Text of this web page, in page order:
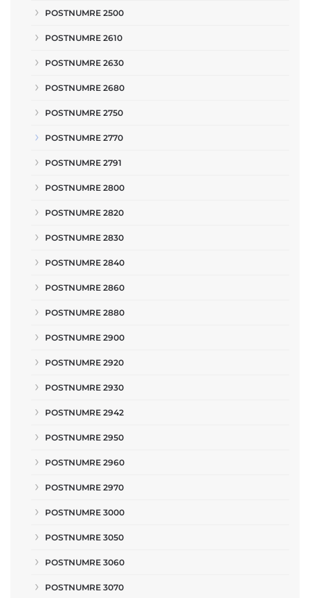
POSTNUMRE 2500
POSTNUMRE 2610
POSTNUMRE 2630
POSTNUMRE 2680
POSTNUMRE 2750
POSTNUMRE 2770
POSTNUMRE 2791
POSTNUMRE 2800
POSTNUMRE 2820
POSTNUMRE 2830
POSTNUMRE 2840
POSTNUMRE 2860
POSTNUMRE 2880
POSTNUMRE 2900
POSTNUMRE 2920
POSTNUMRE 2930
POSTNUMRE 2942
POSTNUMRE 2950
POSTNUMRE 2960
POSTNUMRE 2970
POSTNUMRE 3000
POSTNUMRE 3050
POSTNUMRE 3060
POSTNUMRE 3070